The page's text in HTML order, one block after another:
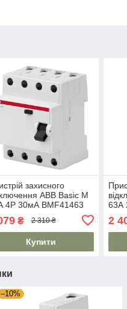
захисного
ABB Basic M
4P 30мА BMF41463
₴ 2 310 ₴
Купити
63А
2
–10%